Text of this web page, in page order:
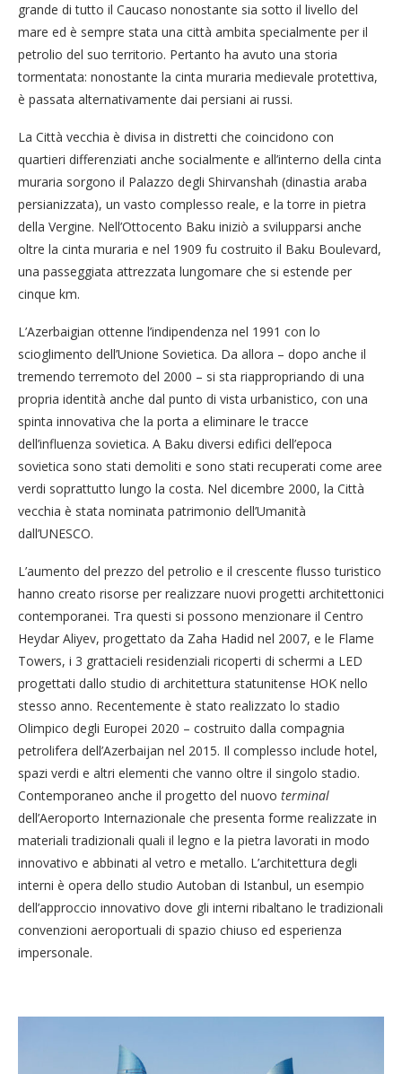
grande di tutto il Caucaso nonostante sia sotto il livello del
mare ed è sempre stata una città ambita specialmente per il
petrolio del suo territorio. Pertanto ha avuto una storia
tormentata: nonostante la cinta muraria medievale protettiva,
è passata alternativamente dai persiani ai russi.
La Città vecchia è divisa in distretti che coincidono con
quartieri differenziati anche socialmente e all’interno della cinta
muraria sorgono il Palazzo degli Shirvanshah (dinastia araba
persianizzata), un vasto complesso reale, e la torre in pietra
della Vergine. Nell’Ottocento Baku iniziò a svilupparsi anche
oltre la cinta muraria e nel 1909 fu costruito il Baku Boulevard,
una passeggiata attrezzata lungomare che si estende per
cinque km.
L’Azerbaigian ottenne l’indipendenza nel 1991 con lo
scioglimento dell’Unione Sovietica. Da allora – dopo anche il
tremendo terremoto del 2000 – si sta riappropriando di una
propria identità anche dal punto di vista urbanistico, con una
spinta innovativa che la porta a eliminare le tracce
dell’influenza sovietica. A Baku diversi edifici dell’epoca
sovietica sono stati demoliti e sono stati recuperati come aree
verdi soprattutto lungo la costa. Nel dicembre 2000, la Città
vecchia è stata nominata patrimonio dell’Umanità
dall’UNESCO.
L’aumento del prezzo del petrolio e il crescente flusso turistico
hanno creato risorse per realizzare nuovi progetti architettonici
contemporanei. Tra questi si possono menzionare il Centro
Heydar Aliyev, progettato da Zaha Hadid nel 2007, e le Flame
Towers, i 3 grattacieli residenziali ricoperti di schermi a LED
progettati dallo studio di architettura statunitense HOK nello
stesso anno. Recentemente è stato realizzato lo stadio
Olimpico degli Europei 2020 – costruito dalla compagnia
petrolifera dell’Azerbaijan nel 2015. Il complesso include hotel,
spazi verdi e altri elementi che vanno oltre il singolo stadio.
Contemporaneo anche il progetto del nuovo terminal
dell’Aeroporto Internazionale che presenta forme realizzate in
materiali tradizionali quali il legno e la pietra lavorati in modo
innovativo e abbinati al vetro e metallo. L’architettura degli
interni è opera dello studio Autoban di Istanbul, un esempio
dell’approccio innovativo dove gli interni ribaltano le tradizionali
convenzioni aeroportuali di spazio chiuso ed esperienza
impersonale.